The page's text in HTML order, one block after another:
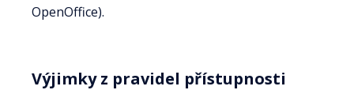
OpenOffice).
Výjimky z pravidel přístupnosti